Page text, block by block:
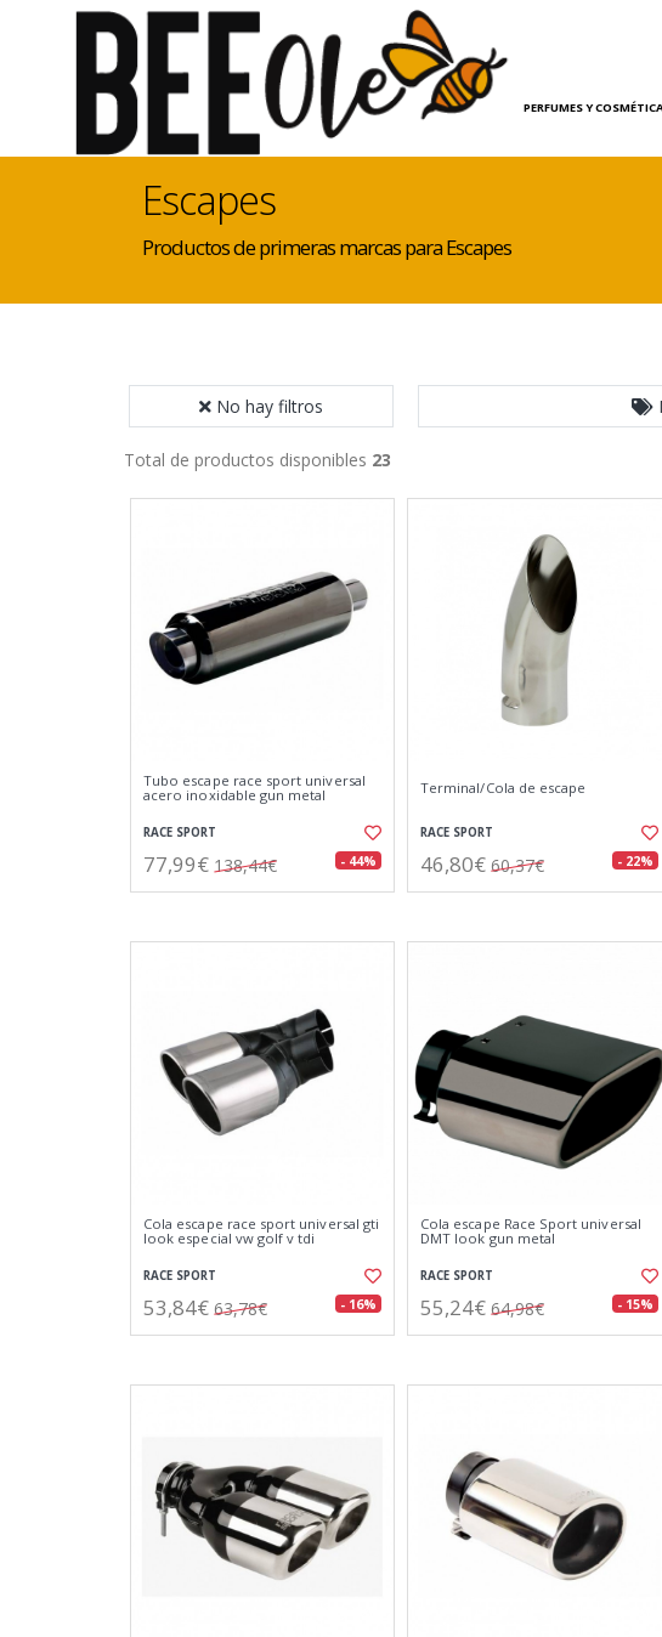
INICIO HOGAR PERFUMES Y COSMÉTICA
Escapes
Productos de primeras marcas para Escapes
No hay filtros
Total de productos disponibles 23
Tubo escape race sport universal
acero inoxidable gun metal
RACE SPORT
77,99€ 138,44€ - 44%
Terminal/Cola de escape
RACE SPORT
46,80€ 60,37€ - 22%
Cola escape race sport universal gti
look especial vw golf v tdi
RACE SPORT
53,84€ 63,78€ - 16%
Cola escape Race Sport universal
DMT look gun metal
RACE SPORT
55,24€ 64,98€ - 15%